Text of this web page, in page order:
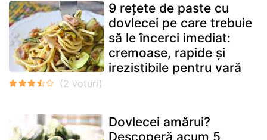
9 rețete de paste cu
dovlecei pe care trebuie
să le încerci imediat:
cremoase, rapide și
irezistibile pentru vară
Dovlecei amărui?
Descoperă acum 5